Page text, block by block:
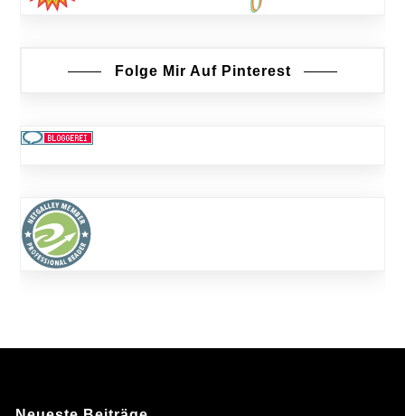
Folge Mir Auf Pinterest